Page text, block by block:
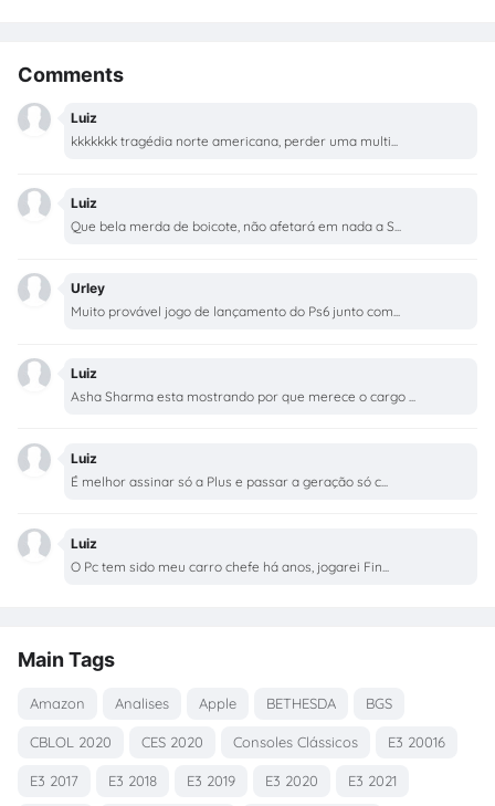
Comments
Luiz
kkkkkkk tragédia norte americana, perder uma multi...
Luiz
Que bela merda de boicote, não afetará em nada a S...
Urley
Muito provável jogo de lançamento do Ps6 junto com...
Luiz
Asha Sharma esta mostrando por que merece o cargo ...
Luiz
É melhor assinar só a Plus e passar a geração só c...
Luiz
O Pc tem sido meu carro chefe há anos, jogarei Fin...
Main Tags
Amazon Analises Apple BETHESDA BGS
CBLOL 2020 CES 2020 Consoles Clássicos E3 20016
E3 2017 E3 2018 E3 2019 E3 2020 E3 2021